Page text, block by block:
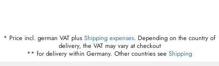
* Price incl. german VAT plus Shipping expenses. Depending on the country of
delivery, the VAT may vary at checkout
** for delivery within Germany. Other countries see Shipping